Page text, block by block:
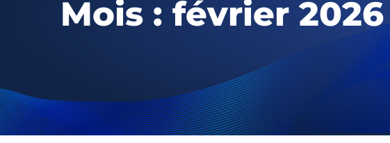
Mois : février 2026